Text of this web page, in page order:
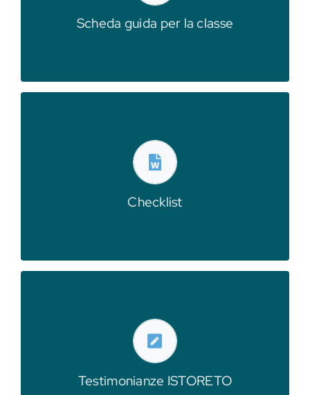
Scheda guida per la classe
Scarica la scheda guida classe
Checklist
La checklist, da consegnare
individualmente, consente alla classe di
fare il punto su quanto appreso in questo
modulo
Testimonianze ISTORETO
Scarica il modulo ISTORETO
Richiedi a ISTORETO la versione
integrale delle testimonianze